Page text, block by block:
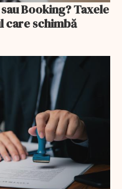
Booking? Taxele
care schimbă